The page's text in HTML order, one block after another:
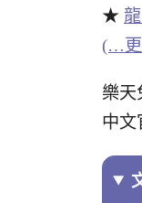
★
(…更
樂天
中文